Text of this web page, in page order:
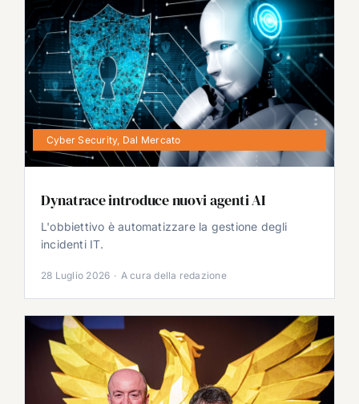
Cyber Security, Dal Mercato
Dynatrace introduce nuovi agenti AI
L'obbiettivo è automatizzare la gestione degli
incidenti IT.
28 Luglio 2026 · A cura della redazione